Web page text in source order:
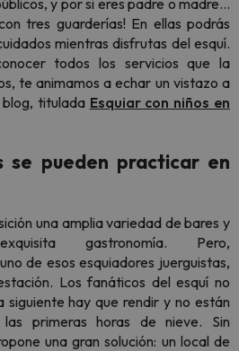
y por si eres padre o madre…
tres guarderías! En ellas podrás
mientras disfrutas del esquí.
todos los servicios que la
te animamos a echar un vistazo a
titulada Esquiar con niños en
se pueden practicar en
una amplia variedad de bares y
gastronomía. Pero,
de esos esquiadores juerguistas,
Los fanáticos del esquí no
siguiente hay que rendir y no están
primeras horas de nieve. Sin
una gran solución: un local de